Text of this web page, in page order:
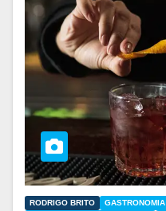
GASTRONOMIA
RODRIGO BRITO